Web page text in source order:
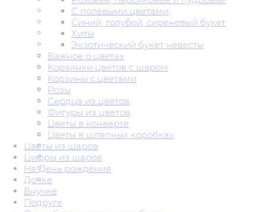
С полевыми цветами
Синий, голубой, сиреневый букет
Хиты
Экзотический букет невесты
Важное о цветах
Корзинки цветов с шаром
Корзины с цветами
Розы
Сердца из цветов
Фигуры из цветов
Цветы в конверте
Цветы в шляпных коробках
Цветы из шаров
Цифры из шаров
На День рождения
Дочке
Внучке
Подруге